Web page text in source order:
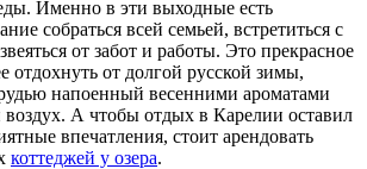
Именно в эти выходные есть
собраться всей семьей, встретиться с
от забот и работы. Это прекрасное
отдохнуть от долгой русской зимы,
напоенный весенними ароматами
воздух. А чтобы отдых в Карелии оставил
впечатления, стоит арендовать
коттеджей у озера.